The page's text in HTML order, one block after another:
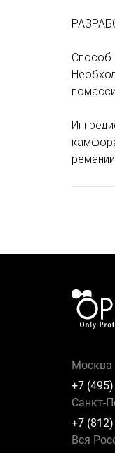
Способ
Москва
+7
Санкт-
+7
Вся